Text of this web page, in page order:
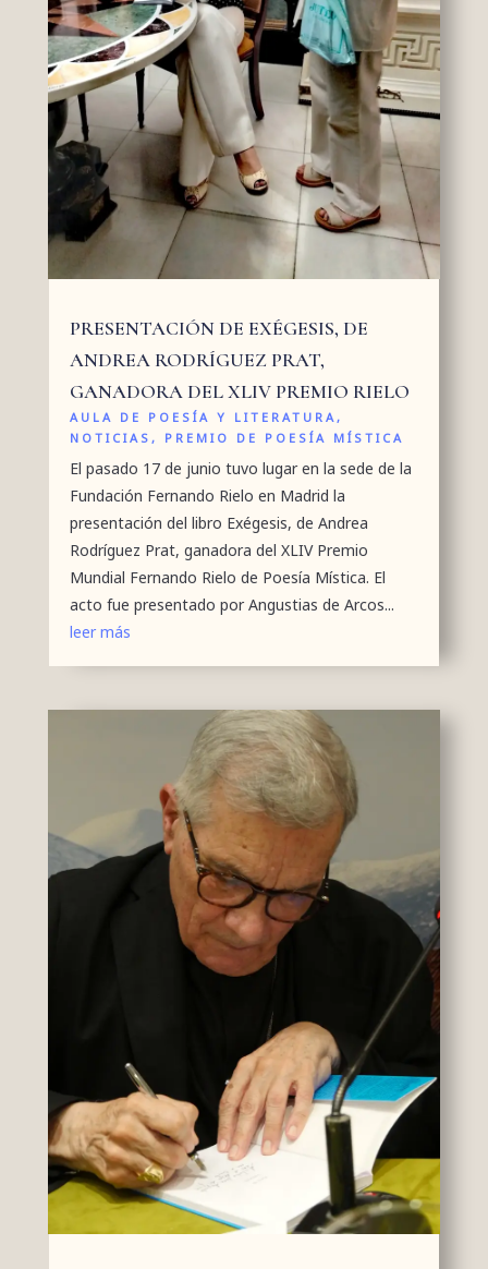
PRESENTACIÓN DE EXÉGESIS, DE
ANDREA RODRÍGUEZ PRAT,
GANADORA DEL XLIV PREMIO RIELO
AULA DE POESÍA Y LITERATURA,
NOTICIAS, PREMIO DE POESÍA MÍSTICA
El pasado 17 de junio tuvo lugar en la sede de la
Fundación Fernando Rielo en Madrid la
presentación del libro Exégesis, de Andrea
Rodríguez Prat, ganadora del XLIV Premio
Mundial Fernando Rielo de Poesía Mística. El
acto fue presentado por Angustias de Arcos...
leer más